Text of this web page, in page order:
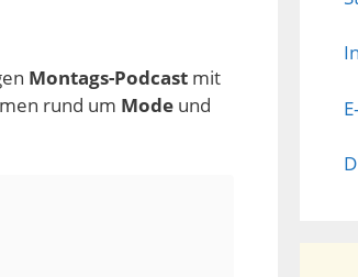
Montags-Podcast mit
rund um Mode und